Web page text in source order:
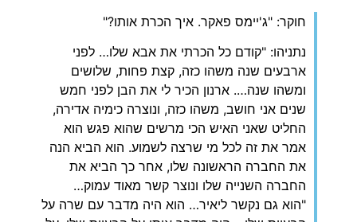
חוקר: "ג'יימס פאקר. איך הכרת אותו?"
נתניהו: "קודם כל הכרתי את אבא שלו… לפני
ארבעים שנה משהו כזה, קצת פחות, שלושים
ומשהו שנה…. ארנון הכיר לי את הבן לפני חמש
שנים אני חושב, משהו כזה, ונוצרה כימיה אדירה,
החליט שאני האיש הכי מרשים שהוא פגש הוא
אמר את זה לכל מי שרצה לשמוע. הוא הביא הנה
את החברה הראשונה שלו, אחר כך הביא את
החברה השנייה שלו ונוצר קשר מאוד עמוק…
"הוא גם נקשר ליאיר… הוא היה מדבר עם שרה על